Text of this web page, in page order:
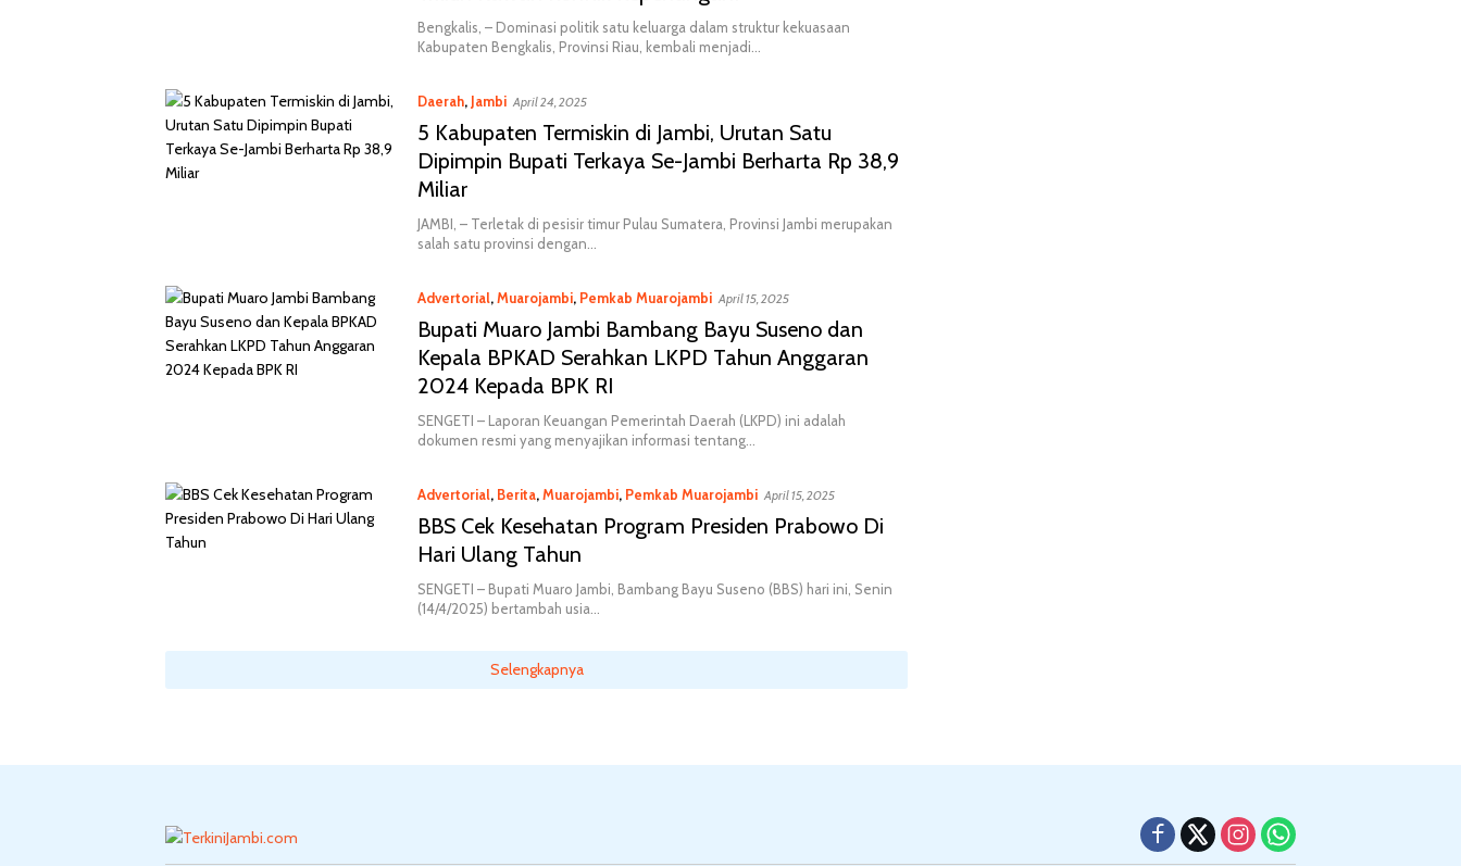
Bengkalis, – Dominasi politik satu keluarga dalam struktur kekuasaan
Kabupaten Bengkalis, Provinsi Riau, kembali menjadi…
Daerah, Jambi April 24, 2025
5 Kabupaten Termiskin di Jambi, Urutan Satu
Dipimpin Bupati Terkaya Se-Jambi Berharta Rp 38,9
Miliar
JAMBI, – Terletak di pesisir timur Pulau Sumatera, Provinsi Jambi merupakan
salah satu provinsi dengan…
Advertorial,Muarojambi, Pemkab Muarojambi April 15, 2025
Bupati Muaro Jambi Bambang Bayu Suseno dan
Kepala BPKAD Serahkan LKPD Tahun Anggaran
2024 Kepada BPK RI
SENGETI – Laporan Keuangan Pemerintah Daerah (LKPD) ini adalah
dokumen resmi yang menyajikan informasi tentang…
Advertorial, Berita,Muarojambi, Pemkab Muarojambi April 15, 2025
BBS Cek Kesehatan Program Presiden Prabowo Di
Hari Ulang Tahun
SENGETI – Bupati Muaro Jambi, Bambang Bayu Suseno (BBS) hari ini, Senin
(14/4/2025) bertambah usia…
Selengkapnya